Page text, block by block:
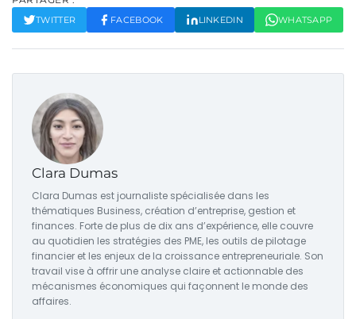
TWITTER FACEBOOK LINKEDIN WHATSAPP
Clara Dumas
Clara Dumas est journaliste spécialisée dans les
thématiques Business, création d’entreprise, gestion et
finances. Forte de plus de dix ans d’expérience, elle couvre
au quotidien les stratégies des PME, les outils de pilotage
financier et les enjeux de la croissance entrepreneuriale. Son
travail vise à offrir une analyse claire et actionnable des
mécanismes économiques qui façonnent le monde des
affaires.